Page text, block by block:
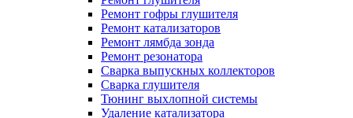
Ремонт гофры глушителя
Ремонт катализаторов
Ремонт лямбда зонда
Ремонт резонатора
Сварка выпускных коллекторов
Сварка глушителя
Тюнинг выхлопной системы
Удаление катализатора